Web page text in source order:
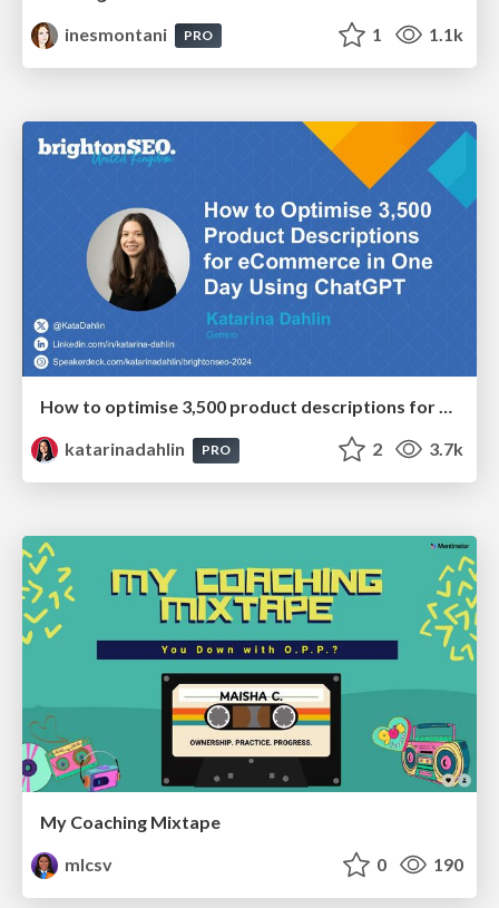
inesmontani
PRO 1 1.1k
How to optimise 3,500 product descriptions for ecommerce in one day using ChatGPT
katarinadahlin
PRO 2 3.7k
My Coaching Mixtape
mlcsv
0 190